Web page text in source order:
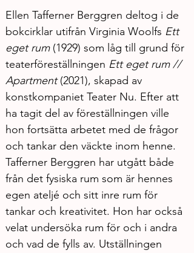
Ellen Tafferner Berggren deltog i de
bokcirklar utifrån Virginia Woolfs Ett
eget rum (1929) som låg till grund för
teaterföreställningen Ett eget rum //
Apartment (2021), skapad av
konstkompaniet Teater Nu. Efter att
ha tagit del av föreställningen ville
hon fortsätta arbetet med de frågor
och tankar den väckte inom henne.
Tafferner Berggren har utgått både
från det fysiska rum som är hennes
egen ateljé och sitt inre rum för
tankar och kreativitet. Hon har också
velat undersöka rum för och i andra
och vad de fylls av. Utställningen